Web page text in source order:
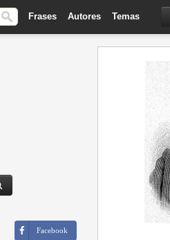
Frases Autores Temas
Facebook